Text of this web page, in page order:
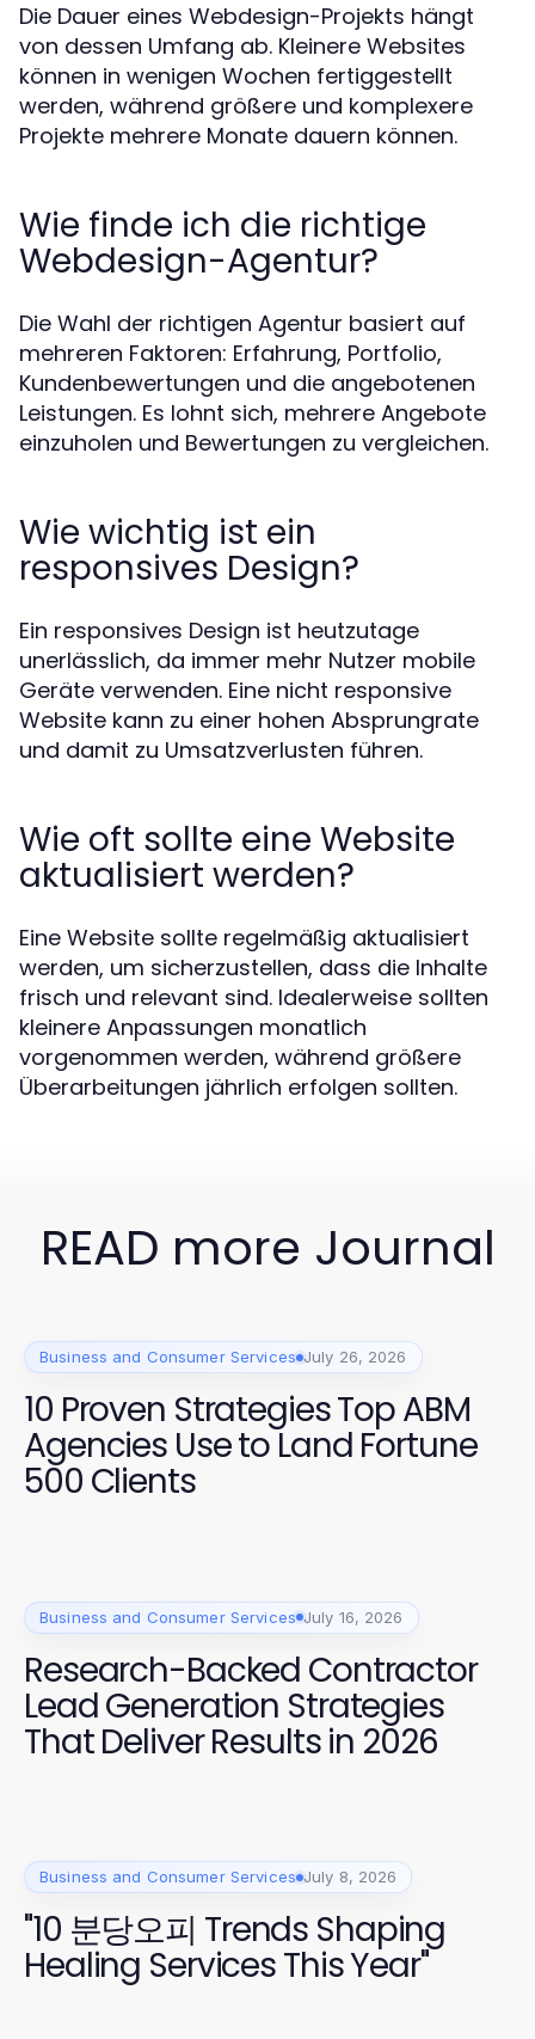
Die Dauer eines Webdesign-Projekts hängt
von dessen Umfang ab. Kleinere Websites
können in wenigen Wochen fertiggestellt
werden, während größere und komplexere
Projekte mehrere Monate dauern können.
Wie finde ich die richtige
Webdesign-Agentur?
Die Wahl der richtigen Agentur basiert auf
mehreren Faktoren: Erfahrung, Portfolio,
Kundenbewertungen und die angebotenen
Leistungen. Es lohnt sich, mehrere Angebote
einzuholen und Bewertungen zu vergleichen.
Wie wichtig ist ein
responsives Design?
Ein responsives Design ist heutzutage
unerlässlich, da immer mehr Nutzer mobile
Geräte verwenden. Eine nicht responsive
Website kann zu einer hohen Absprungrate
und damit zu Umsatzverlusten führen.
Wie oft sollte eine Website
aktualisiert werden?
Eine Website sollte regelmäßig aktualisiert
werden, um sicherzustellen, dass die Inhalte
frisch und relevant sind. Idealerweise sollten
kleinere Anpassungen monatlich
vorgenommen werden, während größere
Überarbeitungen jährlich erfolgen sollten.
READ more Journal
Business and Consumer Services July 26, 2026
10 Proven Strategies Top ABM
Agencies Use to Land Fortune
500 Clients
Business and Consumer Services July 16, 2026
Research-Backed Contractor
Lead Generation Strategies
That Deliver Results in 2026
Business and Consumer Services July 8, 2026
"10 분당오피 Trends Shaping
Healing Services This Year"